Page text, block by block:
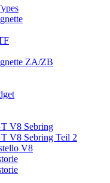
ZA/ZB
V8 Sebring
V8 Sebring Teil 2
V8